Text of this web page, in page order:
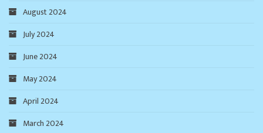
August 2024
July 2024
June 2024
May 2024
April 2024
March 2024